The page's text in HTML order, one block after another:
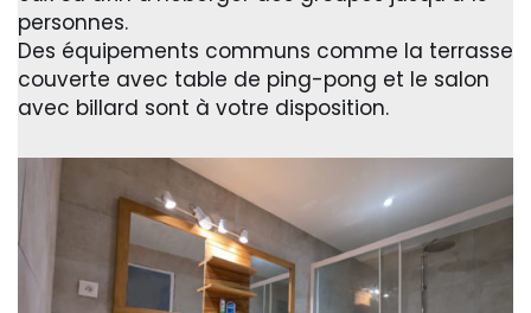
personnes.
Des équipements communs comme la terrasse
couverte avec table de ping-pong et le salon
avec billard sont à votre disposition.